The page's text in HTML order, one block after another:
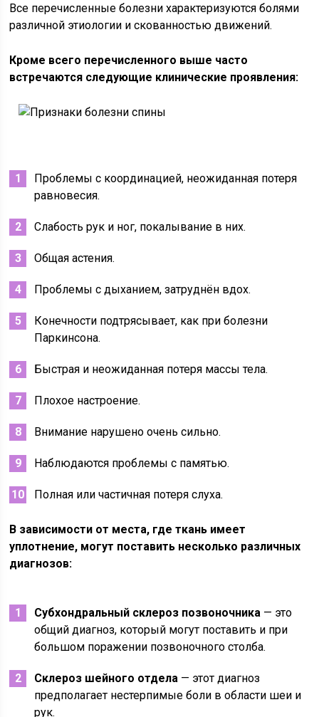
Все перечисленные болезни характеризуются болями
различной этиологии и скованностью движений.
Кроме всего перечисленного выше часто
встречаются следующие клинические проявления:
Проблемы с координацией, неожиданная потеря
равновесия.
Слабость рук и ног, покалывание в них.
Общая астения.
Проблемы с дыханием, затруднён вдох.
Конечности подтрясывает, как при болезни
Паркинсона.
Быстрая и неожиданная потеря массы тела.
Плохое настроение.
Внимание нарушено очень сильно.
Наблюдаются проблемы с памятью.
Полная или частичная потеря слуха.
В зависимости от места, где ткань имеет
уплотнение, могут поставить несколько различных
диагнозов:
Субхондральный склероз позвоночника — это
общий диагноз, который могут поставить и при
большом поражении позвоночного столба.
Склероз шейного отдела — этот диагноз
предполагает нестерпимые боли в области шеи и
рук.